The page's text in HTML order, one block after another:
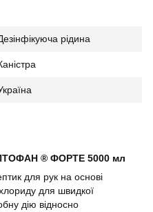
рідина
® ФОРТЕ 5000 мл
для рук на основі
для швидкої
дію відносно